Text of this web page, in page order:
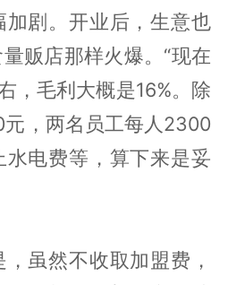
剧。开业后，生意也
贩店那样火爆。“现在
，毛利大概是16%。除
，两名员工每人2300
电费等，算下来是妥
虽然不收取加盟费，